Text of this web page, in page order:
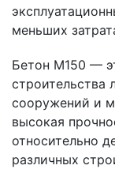
меньших
Бетон М150 —
строительства
сооружений и
высокая
относительно
различных